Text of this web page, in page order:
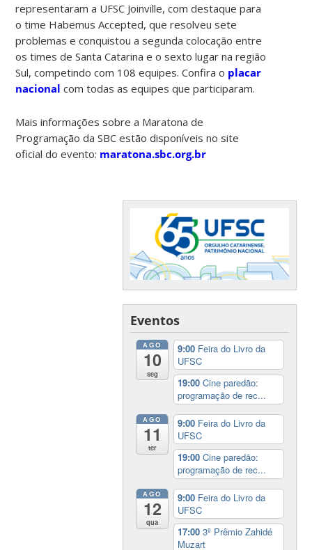
representaram a UFSC Joinville, com destaque para
o time Habemus Accepted, que resolveu sete
problemas e conquistou a segunda colocação entre
os times de Santa Catarina e o sexto lugar na região
Sul, competindo com 108 equipes. Confira o placar
nacional com todas as equipes que participaram.
Mais informações sobre a Maratona de
Programação da SBC estão disponíveis no site
oficial do evento: maratona.sbc.org.br
Eventos
AGO
10
seg
9:00 Feira do Livro da
UFSC
19:00Cine paredão:
programação de rec...
AGO
11
ter
9:00 Feira do Livro da
UFSC
19:00Cine paredão:
programação de rec...
AGO
12
qua
9:00 Feira do Livro da
UFSC
17:003º Prêmio Zahidé
Muzart